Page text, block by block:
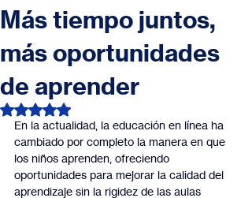
Más tiempo juntos,
más oportunidades
de aprender
Obtuvo NaN de 5 estrellas.
En la actualidad, la educación en línea ha
cambiado por completo la manera en que
los niños aprenden, ofreciendo
oportunidades para mejorar la calidad del
aprendizaje sin la rigidez de las aulas